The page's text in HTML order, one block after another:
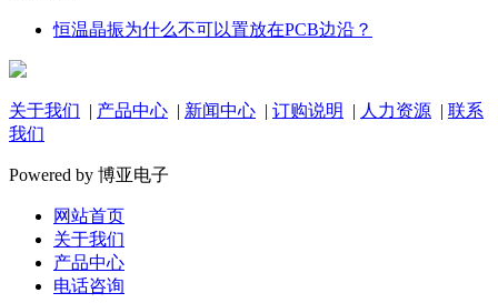
恒温晶振为什么不可以置放在PCB边沿？
关于我们 | 产品中心 | 新闻中心 | 订购说明 | 人力资源 | 联系
我们
Powered by 博亚电子
网站首页
关于我们
产品中心
电话咨询